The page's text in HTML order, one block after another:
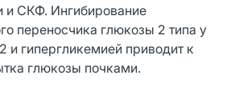
и СКФ. Ингибирование
переносчика глюкозы 2 типа у
и гипергликемией приводит к
глюкозы почками.